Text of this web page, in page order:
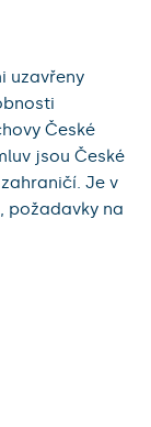
uzavřeny
České
jsou České
Je v
požadavky na